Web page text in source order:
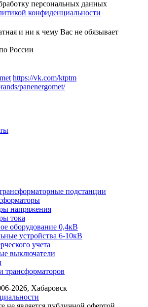
персональных данных
конфиденциальности
и ни к чему Вас не обязывает
России
https://vk.com/ktptm
panenergomet/
подстанции
напряжения
тока
оборудование 0,4кВ
устройства 6-10кВ
учета
выключатели
трансформаторов
2026, Хабаровск